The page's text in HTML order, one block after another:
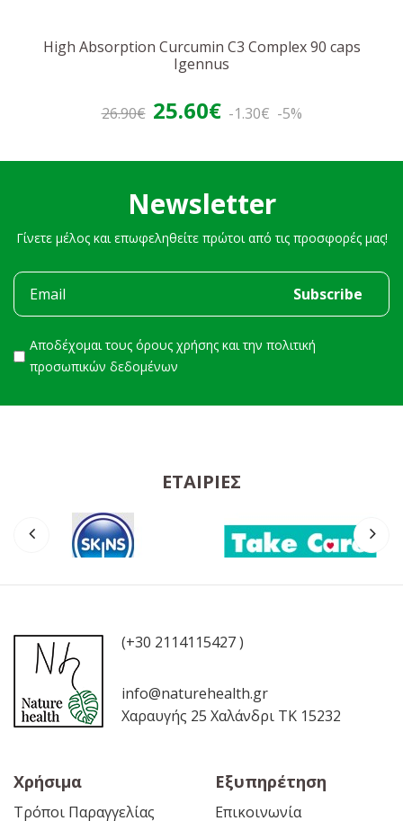
High Absorption Curcumin C3 Complex 90 caps
Igennus
26.90€ 25.60€ -1.30€ -5%
Newsletter
Γίνετε μέλος και επωφεληθείτε πρώτοι από τις προσφορές μας!
Αποδέχομαι τους όρους χρήσης και την πολιτική
προσωπικών δεδομένων
ΕΤΑΙΡΊΕΣ
(+30 2114115427 )
info@naturehealth.gr
Χαραυγής 25 Χαλάνδρι ΤΚ 15232
Χρήσιμα
Τρόποι Παραγγελίας
Εξυπηρέτηση
Επικοινωνία